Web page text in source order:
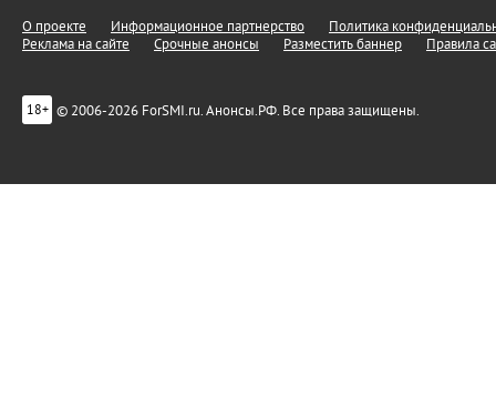
О проекте Информационное партнерство
Политика
Реклама на сайте
Срочные анонсы Разместить баннер Правила
18+ © 2006-2026 ForSMI.ru. Анонсы.РФ. Все права защищены.